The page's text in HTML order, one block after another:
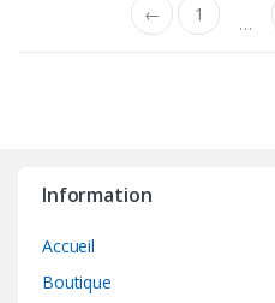
← 1 …
Information
Accueil
Boutique